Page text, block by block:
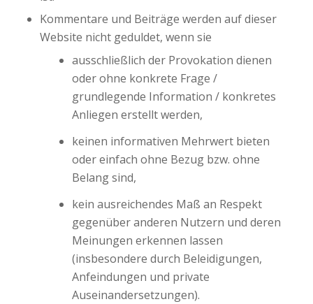
Kommentare und Beiträge werden auf dieser
Website nicht geduldet, wenn sie
ausschließlich der Provokation dienen
oder ohne konkrete Frage /
grundlegende Information / konkretes
Anliegen erstellt werden,
keinen informativen Mehrwert bieten
oder einfach ohne Bezug bzw. ohne
Belang sind,
kein ausreichendes Maß an Respekt
gegenüber anderen Nutzern und deren
Meinungen erkennen lassen
(insbesondere durch Beleidigungen,
Anfeindungen und private
Auseinandersetzungen).